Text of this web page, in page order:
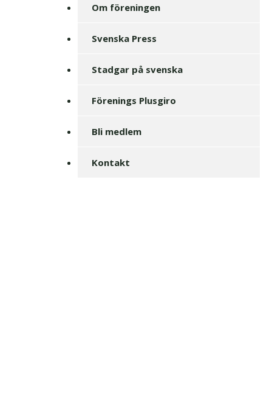
Om föreningen
Svenska Press
Stadgar på svenska
Förenings Plusgiro
Bli medlem
Kontakt